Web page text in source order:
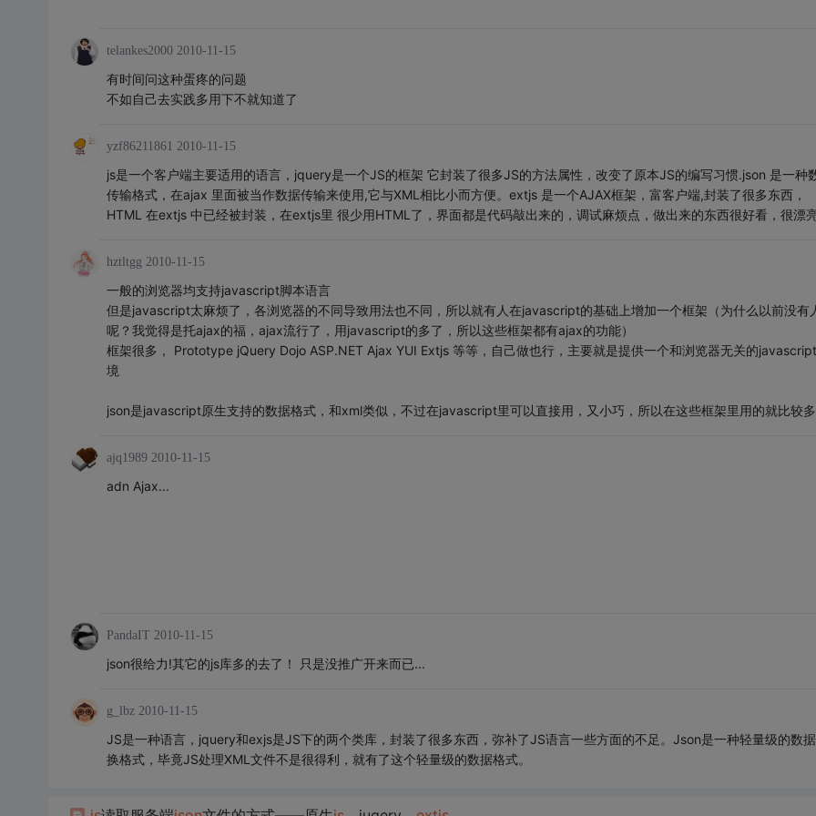
telankes2000 2010-11-15
有时间问这种蛋疼的问题
不如自己去实践多用下不就知道了
yzf86211861 2010-11-15
js是一个客户端主要适用的语言，jquery是一个JS的框架 它封装了很多JS的方法属性，改变了原本JS的编写习惯.json 是一种
传输格式，在ajax 里面被当作数据传输来使用,它与XML相比小而方便。extjs 是一个AJAX框架，富客户端,封装了很多东西，
HTML 在extjs 中已经被封装，在extjs里 很少用HTML了，界面都是代码敲出来的，调试麻烦点，做出来的东西很好看，很漂亮
hztltgg 2010-11-15
一般的浏览器均支持javascript脚本语言
但是javascript太麻烦了，各浏览器的不同导致用法也不同，所以就有人在javascript的基础上增加一个框架（为什么以前没有
呢？我觉得是托ajax的福，ajax流行了，用javascript的多了，所以这些框架都有ajax的功能）
框架很多， Prototype jQuery Dojo ASP.NET Ajax YUI Extjs 等等，自己做也行，主要就是提供一个和浏览器无关的
境
json是javascript原生支持的数据格式，和xml类似，不过在javascript里可以直接用，又小巧，所以在这些框架里用的就比较
ajq1989 2010-11-15
adn Ajax...
PandaIT 2010-11-15
json很给力!其它的js库多的去了！ 只是没推广开来而已...
g_lbz 2010-11-15
JS是一种语言，jquery和exjs是JS下的两个类库，封装了很多东西，弥补了JS语言一些方面的不足。Json是一种轻量级的数
换格式，毕竟JS处理XML文件不是很得利，就有了这个轻量级的数据格式。